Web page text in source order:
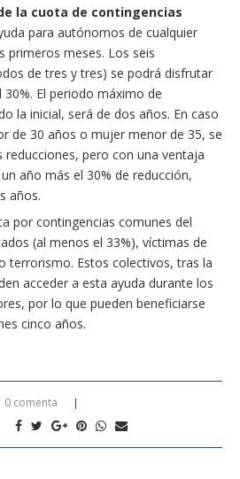
la cuota de contingencias
para autónomos de cualquier
primeros meses. Los seis
de tres y tres) se podrá disfrutar
El periodo máximo de
la inicial, será de dos años. En caso
de 30 años o mujer menor de 35, se
reducciones, pero con una ventaja
año más el 30% de reducción,
años.
por contingencias comunes del
(al menos el 33%), víctimas de
terrorismo. Estos colectivos, tras la
acceder a esta ayuda durante los
por lo que pueden beneficiarse
cinco años.
0 comenta